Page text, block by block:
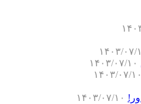
۱۰
۰۷/۱۰
۱۴۰۳/۰۷/۱۰
۱۴۰۳/۰۷/۱۰
۱۴۰۳/۰۷/۱۰